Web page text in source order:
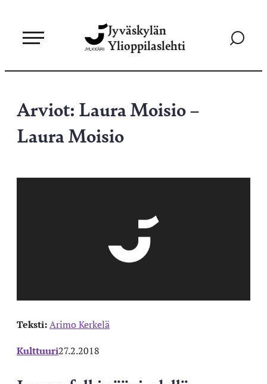
sisältöön
Jyväskylän
Ylioppilaslehti
Siirry
Arviot: Laura Moisio –
Laura Moisio
Teksti:Arimo Kerkelä
Kulttuuri27.2.2018